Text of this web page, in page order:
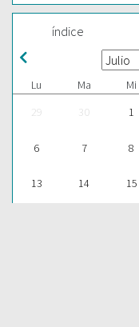
índice
Lu Ma Mi
29
30 1
6 7 8
13 14 15